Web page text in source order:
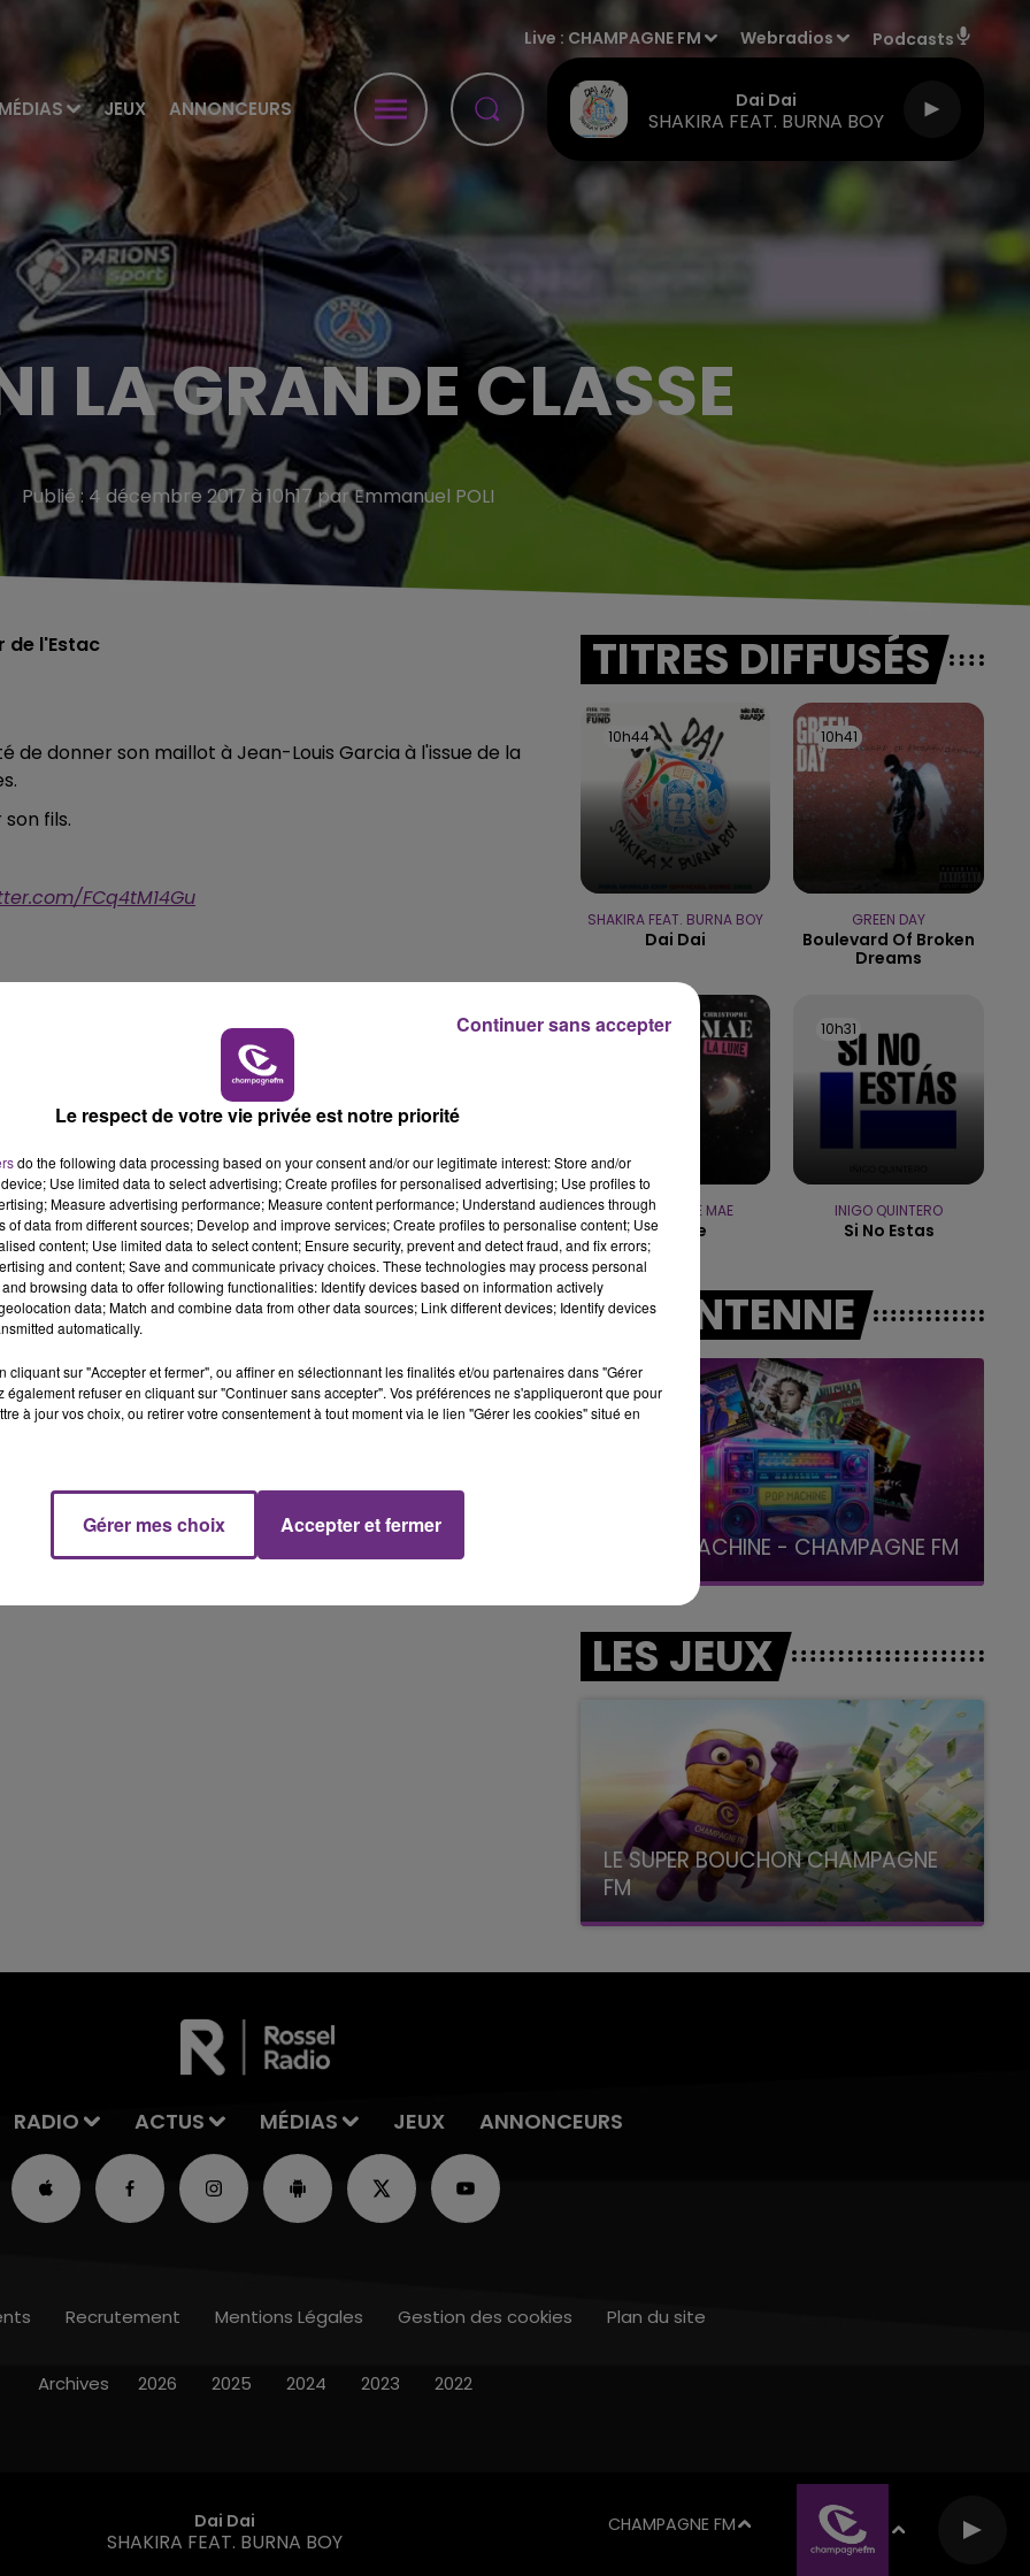
MÉDIAS JEUX ANNONCEURS
Live : CHAMPAGNE FM Webradios Podcasts
Reality
LOST FREQUENCIES
LA RADIO POP
15h00 - 19h00
LE CLUB CHAMPAGNE FM
LA GRANDE CLASSE
Publié : 4 décembre 2017 à 10h17 par Emmanuel POLI
de l'Estac
donner son maillot à Jean-Louis Garcia à l'issue de la
fils.
FCq4tM14Gu
UNE JEUNE AUTOMOBILISTE GRIÈVEMENT
BLESSÉE
Une automobiliste s'est retrouvée piégée dans
son véhicule après une collision avec un poids
TITRES DIFFUSÉS
10h44
10h44
SHAKIRA FEAT. BURNA BOY
Dai Dai
10h41
10h41
GREEN DAY
Boulevard Of Broken
Dreams
10h37
10h37
CHRISTOPHE MAE
La Lune
10h31
10h31
INIGO QUINTERO
Si No Estas
A L'ANTENNE
15h00 - 19h00
Le Club Champagne FM LA POP MACHINE - CHAMPAGNE FM
LES JEUX
LE SUPER BOUCHON CHAMPAGNE
FM
avec La Famille Champagne FM, à 8H10
RADIO ACTUS MÉDIAS JEUX ANNONCEURS
Reality
LOST FREQUENCIES
CHAMPAGNE FM
Recrutement Mentions Légales Gestion des cookies Plan du site
Archives 2026 2025 2024 2023 2022
Le respect de votre vie privée est notre priorité
do the following data processing based on your consent and/or our legitimate interest: Store and/or
Use limited data to select advertising; Create profiles for personalised advertising; Use profiles to
Measure advertising performance; Measure content performance; Understand audiences through
of data from different sources; Develop and improve services; Create profiles to personalise content; Use
content; Use limited data to select content; Ensure security, prevent and detect fraud, and fix errors;
and content; Save and communicate privacy choices. These technologies may process personal
browsing data to offer following functionalities: Identify devices based on information actively
data; Match and combine data from other data sources; Link different devices; Identify devices
automatically.
cliquant sur "Accepter et fermer", ou affiner en sélectionnant les finalités et/ou partenaires dans "Gérer
également refuser en cliquant sur "Continuer sans accepter". Vos préférences ne s'appliqueront que pour
à jour vos choix, ou retirer votre consentement à tout moment via le lien "Gérer les cookies" situé en
Gérer mes choix Accepter et fermer
Continuer sans accepter